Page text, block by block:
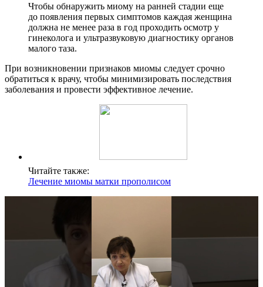
Чтобы обнаружить миому на ранней стадии еще
до появления первых симптомов каждая женщина
должна не менее раза в год проходить осмотр у
гинеколога и ультразвуковую диагностику органов
малого таза.
При возникновении признаков миомы следует срочно
обратиться к врачу, чтобы минимизировать последствия
заболевания и провести эффективное лечение.
Читайте также:
Лечение миомы матки прополисом